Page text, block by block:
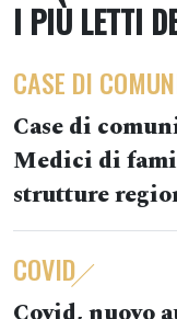
I PIÙ LETTI
CASE DI
Case di
Medici di
strutture
COVID